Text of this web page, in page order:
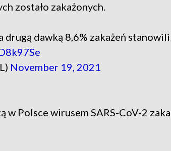
zostało zakażonych.
dawką 8,6% zakażeń
November 19, 2021
Polsce wirusem SARS-CoV-2